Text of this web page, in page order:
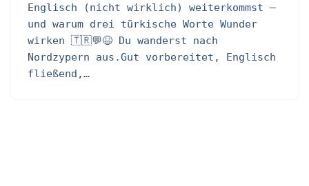
Englisch (nicht wirklich) weiterkommst –
und warum drei türkische Worte Wunder
wirken 🇹🇷💬😆 Du wanderst nach
Nordzypern aus.Gut vorbereitet, Englisch
fließend,…